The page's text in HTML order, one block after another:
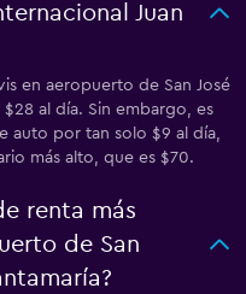
Juan
en aeropuerto de San José
$28 al día. Sin embargo, es
auto por tan solo $9 al día,
más alto, que es $70.
renta más
de San